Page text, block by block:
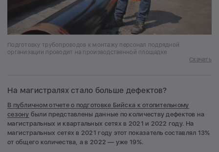
Подготовку трубопроводов к монтажу персонал подрядной
организации проводит на производственной площадке
Скачать
На магистралях стало больше дефектов?
В публичном отчете о подготовке Бийска к отопительному
сезону были представлены данные по количеству дефектов на
магистральных и квартальных сетях в 2021 и 2022 году. На
магистральных сетях в 2021 году этот показатель составлял 13%
от общего количества, а в 2022 — уже 19%.